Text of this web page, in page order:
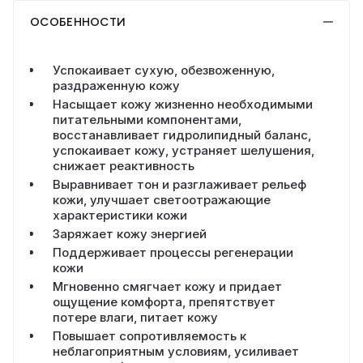
ОСОБЕННОСТИ
Успокаивает сухую, обезвоженную,
раздраженную кожу
Насыщает кожу жизненно необходимыми
питательными компонентами,
восстанавливает гидролипидный баланс,
успокаивает кожу, устраняет шелушения,
снижает реактивность
Выравнивает тон и разглаживает рельеф
кожи, улучшает светоотражающие
характеристики кожи
Заряжает кожу энергией
Поддерживает процессы регенерации
кожи
Мгновенно смягчает кожу и придает
ощущение комфорта, препятствует
потере влаги, питает кожу
Повышает сопротивляемость к
неблагоприятным условиям, усиливает